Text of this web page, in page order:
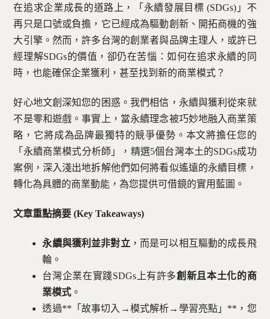
在追求企業成長的道路上，「永續發展目標 (SDGs)」不
再只是口號或負擔，它已經成為驅動創新、開拓商機的強
大引擎。然而，許多台灣的創業者與品牌主理人，或許已
經理解SDGs的價值，卻仍在苦惱：如何在追求永續的同
時，也能確保企業獲利，甚至找到新的商業模式？
好心地文創深知您的困惑。我們相信，永續與獲利從來就
不是零和遊戲。事實上，當永續理念被巧妙地融入商業策
略，它將成為品牌最獨特的競爭優勢。本文將擔任您的
「永續商業模式分析師」，精選5個台灣本土的SDGs成功
案例，深入淺出地拆解他們如何將看似遙遠的永續目標，
轉化為具體的商業動能，為您提供可借鏡的實用藍圖。
文章重點摘要 (Key Takeaways)
永續與獲利並非對立，而是可以相互驅動的成長飛
輪。
台灣企業在實踐SDGs上有許多創新且本土化的商
業模式 。
透過**「故事切入→模式解析→學習亮點」**，您